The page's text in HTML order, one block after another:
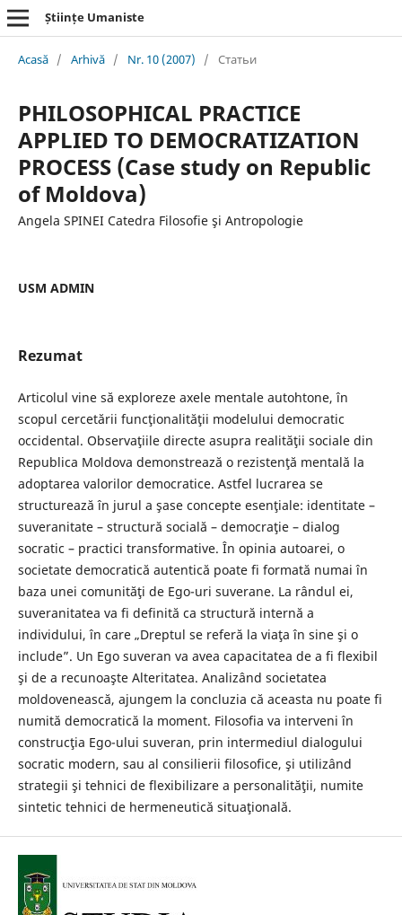
Științe Umaniste
Acasă / Arhivă / Nr. 10 (2007) / Статьи
PHILOSOPHICAL PRACTICE
APPLIED TO DEMOCRATIZATION
PROCESS (Case study on Republic
of Moldova)
Angela SPINEI Catedra Filosofie şi Antropologie
USM ADMIN
Rezumat
Articolul vine să exploreze axele mentale autohtone, în
scopul cercetării funcţionalităţii modelului democratic
occidental. Observaţiile directe asupra realităţii sociale din
Republica Moldova demonstrează o rezistenţă mentală la
adoptarea valorilor democratice. Astfel lucrarea se
structurează în jurul a şase concepte esenţiale: identitate –
suveranitate – structură socială – democraţie – dialog
socratic – practici transformative. În opinia autoarei, o
societate democratică autentică poate fi formată numai în
baza unei comunităţi de Ego-uri suverane. La rândul ei,
suveranitatea va fi definită ca structură internă a
individului, în care „Dreptul se referă la viaţa în sine şi o
include”. Un Ego suveran va avea capacitatea de a fi flexibil
şi de a recunoaşte Alteritatea. Analizând societatea
moldovenească, ajungem la concluzia că aceasta nu poate fi
numită democratică la moment. Filosofia va interveni în
construcţia Ego-ului suveran, prin intermediul dialogului
socratic modern, sau al consilierii filosofice, şi utilizând
strategii şi tehnici de flexibilizare a personalităţii, numite
sintetic tehnici de hermeneutică situaţională.